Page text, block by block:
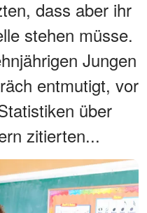
dass aber ihr
stehen müsse.
Jungen
entmutigt, vor
über
zitierten...